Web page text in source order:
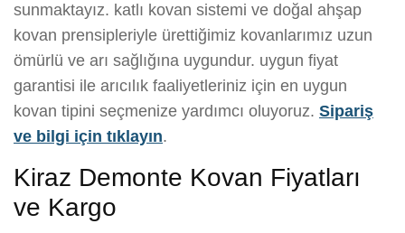
sunmaktayız. katlı kovan sistemi ve doğal ahşap
kovan prensipleriyle ürettiğimiz kovanlarımız uzun
ömürlü ve arı sağlığına uygundur. uygun fiyat
garantisi ile arıcılık faaliyetleriniz için en uygun
kovan tipini seçmenize yardımcı oluyoruz. Sipariş
ve bilgi için tıklayın.
Kiraz Demonte Kovan Fiyatları
ve Kargo